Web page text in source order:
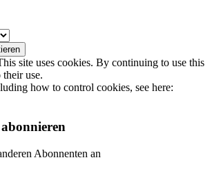
site uses cookies. By continuing to use this
use.
how to control cookies, see here:
Abonnenten an